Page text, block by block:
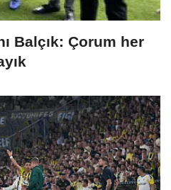
Balçık: Çorum her